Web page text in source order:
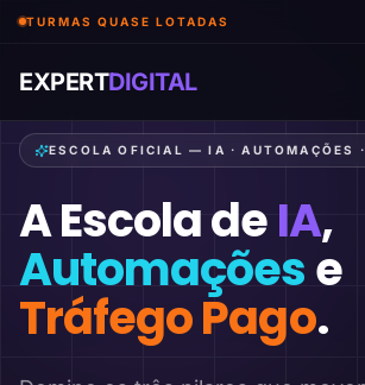
TURMAS QUASE LOTADAS
EXPERTDIGITAL
ESCOLA OFICIAL — IA · AUTOMAÇÕES
A Escola deIA,
Automaçõese
Tráfego Pago.